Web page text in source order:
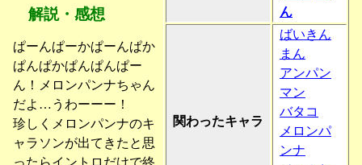
ん
関わったキャラ
ばいきん
まん
アンパン
マン
バタコ
メロンパ
ンナ
解説・感想
ぱーんぱーかぱーんぱか
ぱんぱかぱんぱんぱー
ん！メロンパンナちゃん
だよ…うわーーー！
珍しくメロンパンナのキ
ャラソンが出てきたと思